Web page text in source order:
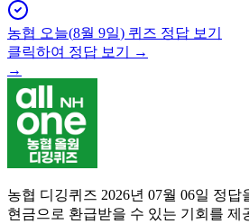
농협 오늘(8월 9일) 퀴즈 정답 보기
클릭하여 정답 보기 →
→
농협 디깅퀴즈 2026년 07월 06일 정
현금으로 환급받을 수 있는 기회를